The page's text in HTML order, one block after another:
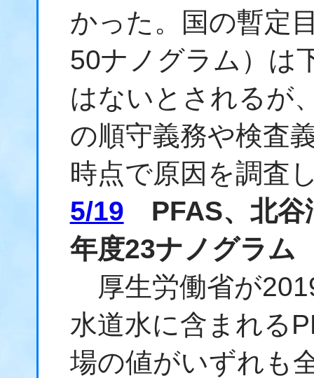
かった。国の暫定
50ナノグラム）は
はないとされるが
の順守義務や検査
時点で原因を調査
5/19 PFAS、北谷
年度23ナノグラ
厚生労働省が
水道水に含まれる
場の値がいずれも